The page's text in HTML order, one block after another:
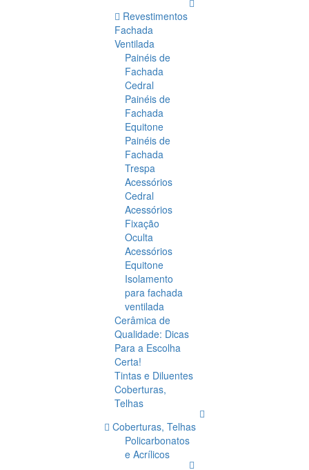
Revestimentos
Fachada
Ventilada
Painéis de
Fachada
Cedral
Painéis de
Fachada
Equitone
Painéis de
Fachada
Trespa
Acessórios
Cedral
Acessórios
Fixação
Oculta
Acessórios
Equitone
Isolamento
para fachada
ventilada
Cerâmica de
Qualidade: Dicas
Para a Escolha
Certa!
Tintas e Diluentes
Coberturas,
Telhas
Coberturas, Telhas
Policarbonatos
e Acrílicos